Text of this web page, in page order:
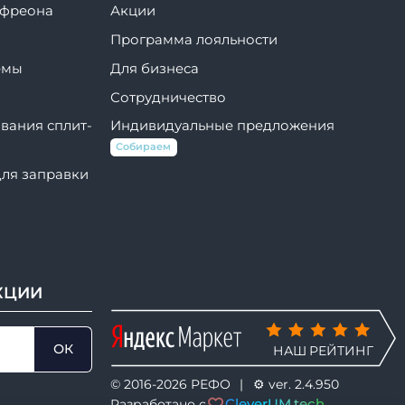
сплит-
заправки
Акции
Программа лояльности
Для бизнеса
Сотрудничество
Индивидуальные предложения
Собираем
ОК НАШ РЕЙТИНГ
© 2016-2026 РЕФО |
⚙️ ver. 2.4.950